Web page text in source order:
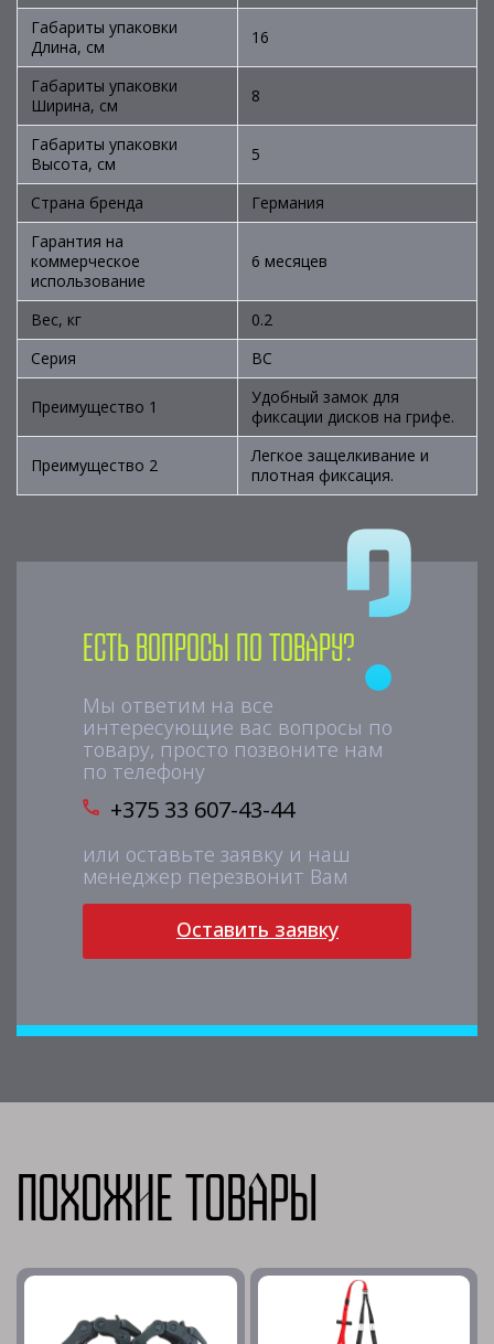
Габариты упаковки
Длина, см
16
Габариты упаковки
Ширина, см
8
Габариты упаковки
Высота, см
5
Страна бренда
Германия
Гарантия на
коммерческое
использование
6 месяцев
Вес, кг
0.2
Серия
BC
Преимущество 1
Удобный замок для
фиксации дисков на грифе.
Преимущество 2
Легкое защелкивание и
плотная фиксация.
Есть вопросы по товару?
Мы ответим на все
интересующие вас вопросы по
товару, просто позвоните нам
по телефону
+375 33 607-43-44
или оставьте заявку и наш
менеджер перезвонит Вам
Оставить заявку
Похожие товары